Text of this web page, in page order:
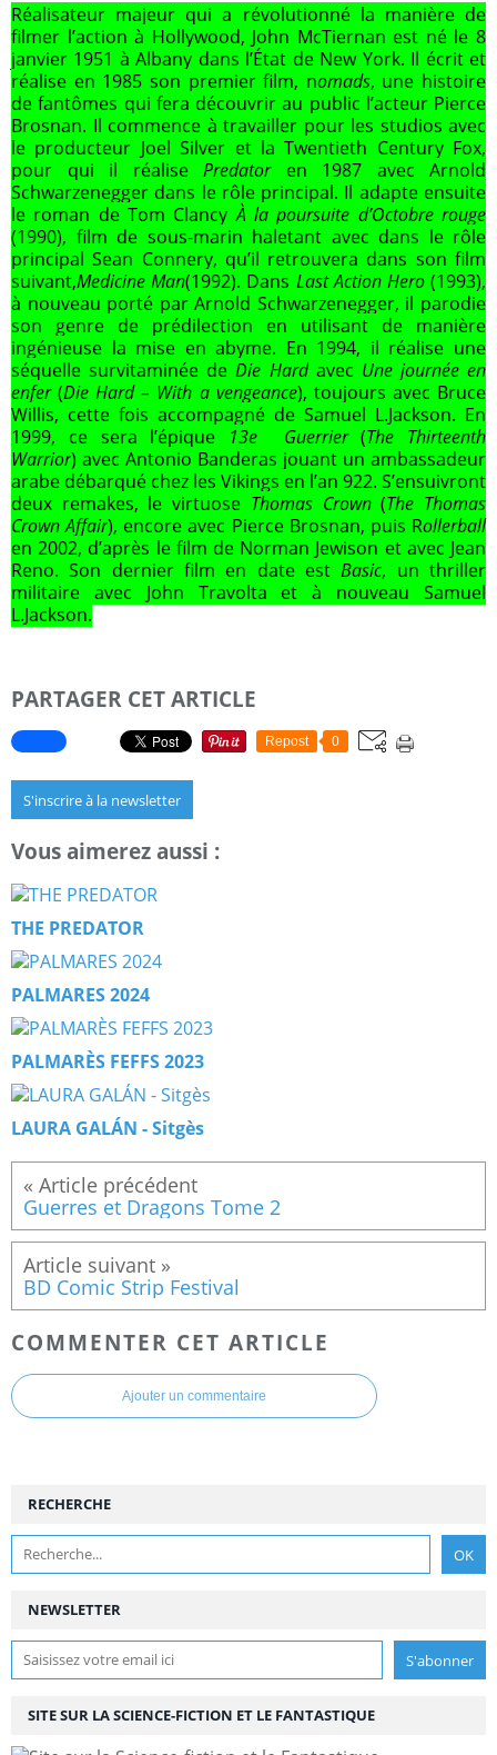
Réalisateur majeur qui a révolutionné la manière de
filmer l’action à Hollywood, John McTiernan est né le 8
janvier 1951 à Albany dans l’État de New York. Il écrit et
réalise en 1985 son premier film, nomads, une histoire
de fantômes qui fera découvrir au public l’acteur Pierce
Brosnan. Il commence à travailler pour les studios avec
le producteur Joel Silver et la Twentieth Century Fox,
pour qui il réalise Predator en 1987 avec Arnold
Schwarzenegger dans le rôle principal. Il adapte ensuite
le roman de Tom ClancyÀ la poursuite d’Octobre rouge
(1990), film de sous-marin haletant avec dans le rôle
principal Sean Connery, qu’il retrouvera dans son film
suivant,Medicine Man(1992). Dans Last Action Hero(1993),
à nouveau porté par Arnold Schwarzenegger, il parodie
son genre de prédilection en utilisant de manière
ingénieuse la mise en abyme. En 1994, il réalise une
séquelle survitaminée deDie Hardavec Une journée en
enfer(Die Hard – With a vengeance), toujours avec Bruce
Willis, cette fois accompagné de Samuel L.Jackson. En
1999, ce sera l’épique 13e Guerrier(The Thirteenth
Warrior) avec Antonio Banderas jouant un ambassadeur
arabe débarqué chez les Vikings en l’an 922. S’ensuivront
deux remakes, le virtuose Thomas Crown(The Thomas
Crown Affair), encore avec Pierce Brosnan, puis Rollerball
en 2002, d’après le film de Norman Jewison et avec Jean
Reno. Son dernier film en date estBasic, un thriller
militaire avec John Travolta et à nouveau Samuel
L.Jackson.
PARTAGER CET ARTICLE
Repost 0
S'inscrire à la newsletter
Vous aimerez aussi :
THE PREDATOR
PALMARES 2024
PALMARÈS FEFFS 2023
LAURA GALÁN - Sitgès
Guerres et Dragons Tome 2
BD Comic Strip Festival
COMMENTER CET ARTICLE
Ajouter un commentaire
NEWSLETTER
RECHERCHE
SITE SUR LA SCIENCE-FICTION ET LE FANTASTIQUE